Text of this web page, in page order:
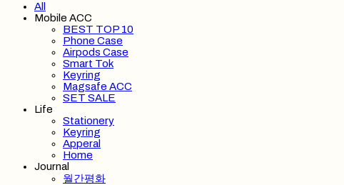
All
Mobile ACC
BEST TOP 10
Phone Case
Airpods Case
Smart Tok
Keyring
Magsafe ACC
SET SALE
Life
Stationery
Keyring
Apperal
Home
Journal
월간평화